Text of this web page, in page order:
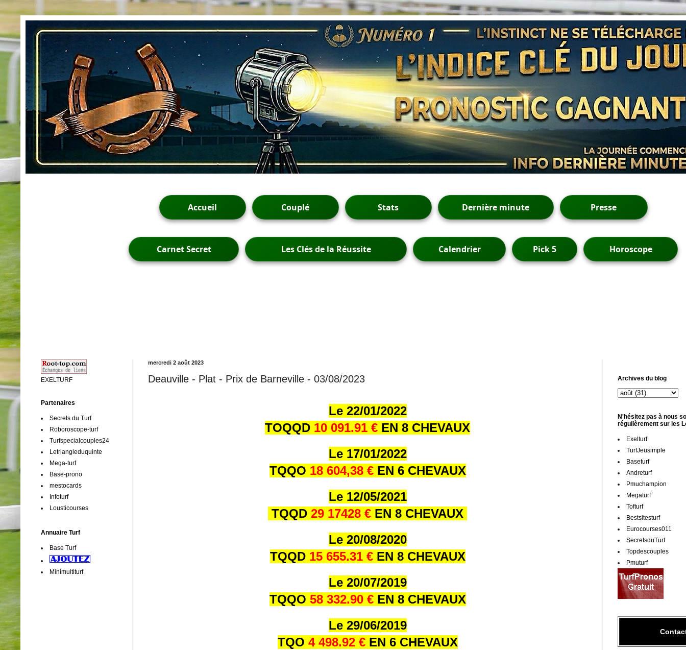
Accueil Couplé Stats Dernière minute Presse
Carnet Secret Les Clés de la Réussite Calendrier Pick 5 Horoscope
mercredi 2 août 2023
Deauville - Plat - Prix de Barneville - 03/08/2023
Le 22/01/2022
TOQQD 10 091.91 € EN 8 CHEVAUX
Le 17/01/2022
TQQO 18 604,38 € EN 6 CHEVAUX
Le 12/05/2021
TQQD 29 17428 € EN 8 CHEVAUX
Le 20/08/2020
TQQD 15 655.31 € EN 8 CHEVAUX
Le 20/07/2019
TQQO 58 332.90 € EN 8 CHEVAUX
Le 29/06/2019
TQO 4 498.92 € EN 6 CHEVAUX
EXELTURF
Partenaires
Secrets du Turf
Roboroscope-turf
Turfspecialcouples24
Letriangleduquinte
Mega-turf
Base-prono
mestocards
Infoturf
Lousticourses
Annuaire Turf
Base Turf
Minimultiturf
Archives du blog
N'hésitez pas à nous
régulièrement sur les
Exelturf
TurfJeusimple
Baseturf
Andreturf
Pmuchampion
Megaturf
Tofturf
Bestsitesturf
Eurocourses011
SecretsduTurf
Topdescouples
Pmuturf